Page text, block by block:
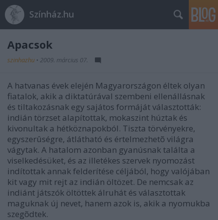
Színház.hu
Apacsok
szinhazhu • 2009. március 07.
A hatvanas évek elején Magyarországon éltek olyan
fiatalok, akik a diktatúrával szembeni ellenállásnak
és tiltakozásnak egy sajátos formáját választották:
indián törzset alapítottak, mokaszint húztak és
kivonultak a hétköznapokból. Tiszta törvényekre,
egyszerûségre, átlátható és értelmezhetõ világra
vágytak. A hatalom azonban gyanúsnak találta a
viselkedésüket, és az illetékes szervek nyomozást
indítottak annak felderítése céljából, hogy valójában
kit vagy mit rejt az indián öltözet. De nemcsak az
indiánt játszók öltöttek álruhát és választottak
maguknak új nevet, hanem azok is, akik a nyomukba
szegõdtek.